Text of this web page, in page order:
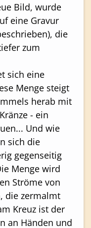
Bild, wurde
eine Gravur
die
zum
sich eine
Menge steigt
herab mit
- ein
Und wie
sich die
gegenseitig
Menge wird
Ströme von
die zermalmt
Kreuz ist der
an Händen und